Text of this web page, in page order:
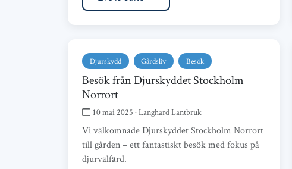
Djurskydd Gårdsliv Besök
Besök från Djurskyddet Stockholm
Norrort
10 mai 2025 · Langhard Lantbruk
Vi välkomnade Djurskyddet Stockholm Norrort
till gården – ett fantastiskt besök med fokus på
djurvälfärd.